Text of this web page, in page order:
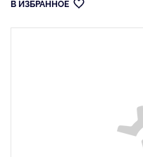
В ИЗБРАННОЕ